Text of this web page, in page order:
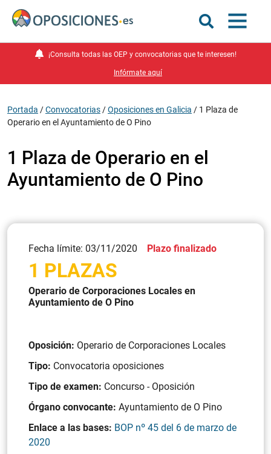
¡Consulta todas las OEP y convocatorias que te interesen!
Infórmate aquí
Portada /Convocatorias /Oposiciones en Galicia / 1 Plaza de
Operario en el Ayuntamiento de O Pino
1 Plaza de Operario en el
Ayuntamiento de O Pino
Fecha límite: 03/11/2020 Plazo finalizado
1 PLAZAS
Operario de Corporaciones Locales en
Ayuntamiento de O Pino
Oposición: Operario de Corporaciones Locales
Tipo: Convocatoria oposiciones
Tipo de examen: Concurso - Oposición
Órgano convocante: Ayuntamiento de O Pino
Enlace a las bases: BOP nº 45 del 6 de marzo de
2020